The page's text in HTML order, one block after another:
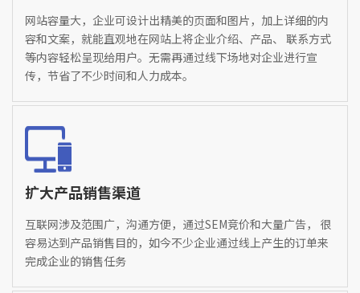
网站容量大，企业可设计出精美的页面和图片，加上详细的内
容和文案，就能直观地在网站上将企业介绍、产品、 联系方式
等内容轻松呈现给用户。无需再通过线下场地对企业进行宣
传，节省了不少时间和人力成本。
扩大产品销售渠道
互联网涉及范围广，沟通方便，通过SEM竞价和大量广告， 很
容易达到产品销售目的，如今不少企业通过线上产生的订单来
完成企业的销售任务